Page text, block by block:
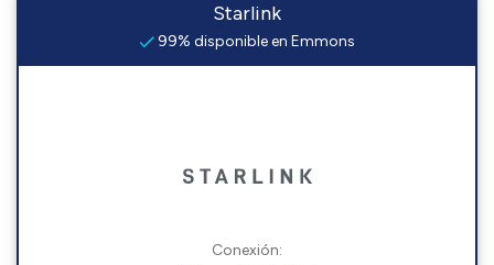
Starlink
99% disponible en Emmons
Conexión: